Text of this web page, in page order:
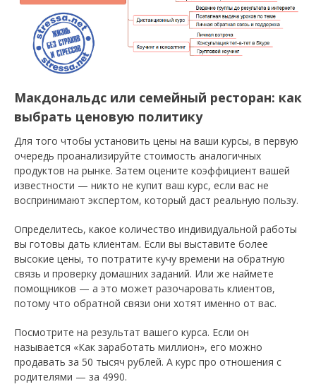
Макдональдс или семейный ресторан: как
выбрать ценовую политику
Для того чтобы установить цены на ваши курсы, в первую
очередь проанализируйте стоимость аналогичных
продуктов на рынке. Затем оцените коэффициент вашей
известности — никто не купит ваш курс, если вас не
воспринимают экспертом, который даст реальную пользу.
Определитесь, какое количество индивидуальной работы
вы готовы дать клиентам. Если вы выставите более
высокие цены, то потратите кучу времени на обратную
связь и проверку домашних заданий. Или же наймете
помощников — а это может разочаровать клиентов,
потому что обратной связи они хотят именно от вас.
Посмотрите на результат вашего курса. Если он
называется «Как заработать миллион», его можно
продавать за 50 тысяч рублей. А курс про отношения с
родителями — за 4990.